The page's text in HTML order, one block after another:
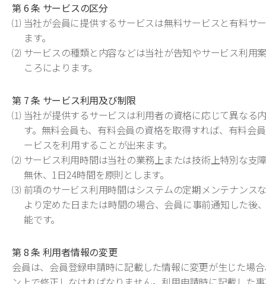
第 6 条 サービスの区分
⑴ 当社が会員に提供するサービスは無料サービスと有料サ
ます。
⑵ サービスの種類と内容などは当社が告知やサービス利用
ころによります。
第 7 条 サービス利用及び制限
⑴ 当社が提供するサービスは利用者の資格に応じて異なる
す。無料会員も、有料会員の資格を取得すれば、有料会
ービスを利用することが出来ます。
⑵ サービス利用時間は当社の業務上または技術上特別な支
無休、1日24時間を原則とします。
⑶ 前項のサービス利用時間はシステムの定期メンテナンス
より定めた日または時間の場合、会員に事前通知した後
能です。
第 8 条 利用者情報の変更
会員は、会員登録申請時に記載した情報に変更が生じた場